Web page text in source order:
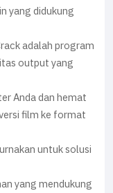
yang didukung
adalah program
output yang
Anda dan hemat
film ke format
untuk solusi
yang mendukung